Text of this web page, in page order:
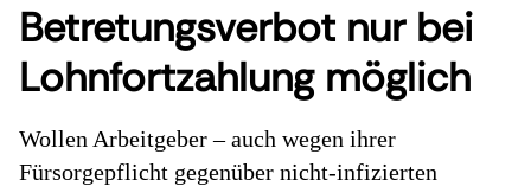
Betretungsverbot nur bei
Lohnfortzahlung möglich
Wollen Arbeitgeber – auch wegen ihrer
Fürsorgepflicht gegenüber nicht-infizierten